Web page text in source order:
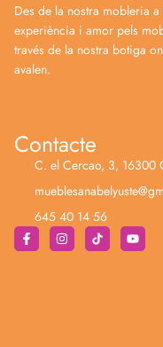
Des de la nostra mobleria
experiència i amor pels
través de la nostra botiga
avalen.
Contacte
C. el Cercao, 3, 16300
645 40 14 56